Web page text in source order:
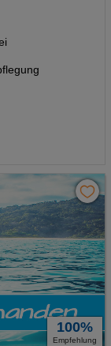
100%
Empfehlung